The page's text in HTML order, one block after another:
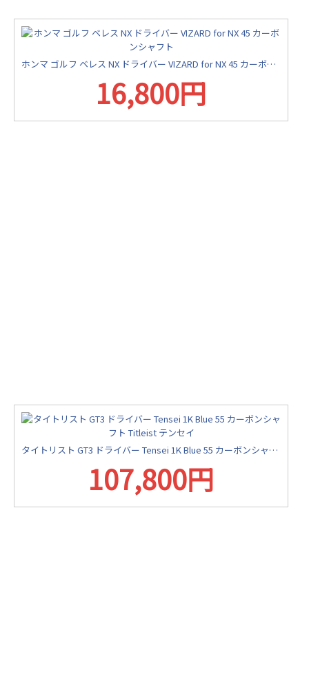
ホンマ ゴルフ ベレス NX ドライバー VIZARD for NX 45 カーボンシャフト
16,800円
タイトリスト GT3 ドライバー Tensei 1K Blue 55 カーボンシャフト Titleist テンセイ
107,800円